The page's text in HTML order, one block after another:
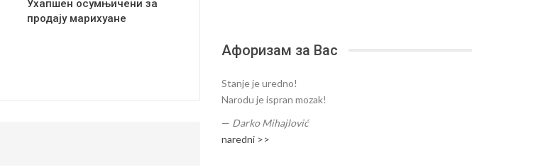
Ухапшен осумњичени за
продају марихуане
Афоризам за Вас
Stanje je uredno!
Narodu je ispran mozak!
— Darko Mihajlović
naredni >>